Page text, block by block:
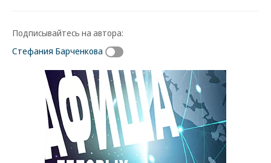
Подписывайтесь на автора:
Стефания Барченкова